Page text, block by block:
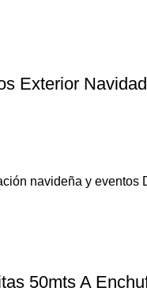
Exterior Navidad
navideña y
50mts A